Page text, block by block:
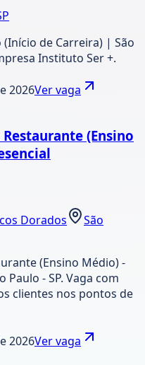
(Início de Carreira) | São
Instituto Ser +.
2026Ver vaga
(Ensino
Dorados
São
(Ensino Médio) -
Paulo - SP. Vaga com
clientes nos pontos de
2026Ver vaga